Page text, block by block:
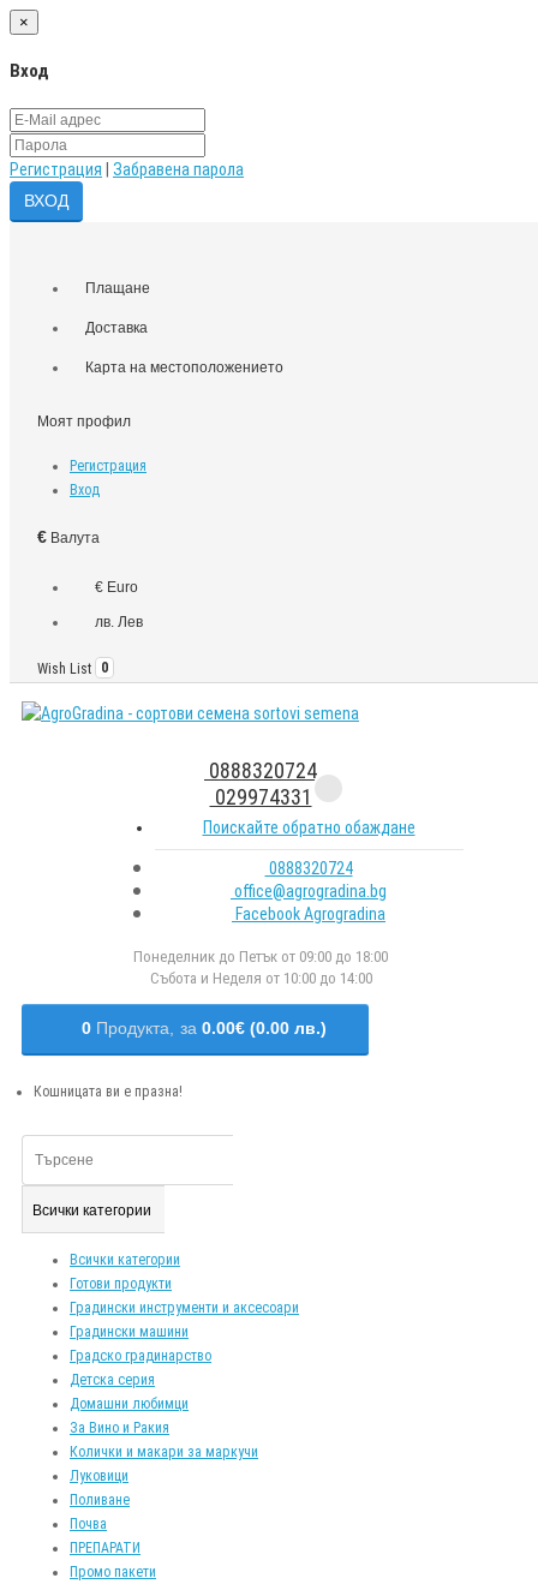
×
Вход
Регистрация Забравена парола
Плащане
Доставка
Карта на местоположението
Моят профил
Регистрация
Вход
€ Валута
€ Euro
лв. Лев
Wish List 0
0888320724
029974331
Поискайте обратно обаждане
0888320724
office@agrogradina.bg
Facebook Agrogradina
Понеделник до Петък от 09:00 до 18:00
Събота и Неделя от 10:00 до 14:00
0 Продукта, за 0.00€ (0.00 лв.)
Кошницата ви е празна!
Всички категории
Всички категории
Готови продукти
Градински инструменти и аксесоари
Градински машини
Градско градинарство
Детска серия
Домашни любимци
За Вино и Ракия
Колички и макари за маркучи
Луковици
Поливане
Почва
ПРЕПАРАТИ
Промо пакети